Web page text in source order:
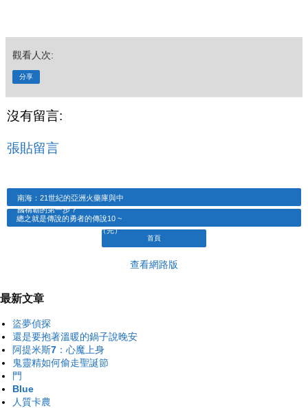
觀看人次:
分享
沒有留言:
張貼留言
南海：21世紀的亞洲火藥庫與中
國稱霸的第一步？
總之就是傳說的勇者的傳說10 ~
11（完）
首頁
查看網路版
最新文章
盜夢偵探
還是要抱著溫暖的鍋子說晚安
阿提米斯7：心魔上身
鬼靈精如何偷走聖誕節
門
Blue
人質卡農